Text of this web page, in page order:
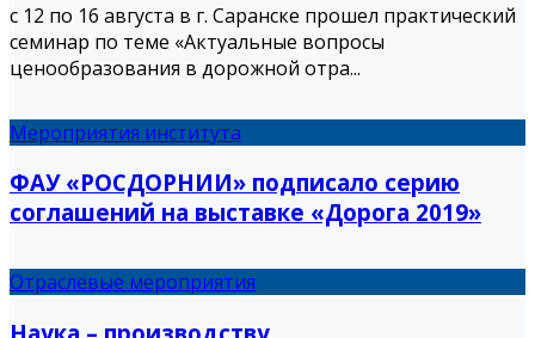
с 12 по 16 августа в г. Саранске прошел практический
семинар по теме «Актуальные вопросы
ценообразования в дорожной отра...
Мероприятия института
ФАУ «РОСДОРНИИ» подписало cерию
соглашений на выставке «Дорога 2019»
Отраслевые мероприятия